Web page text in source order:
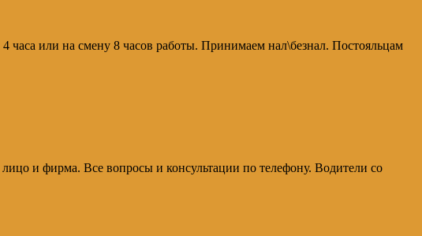
или на смену 8 часов работы. Принимаем нал\безнал. Постояльцам
и фирма. Все вопросы и консультации по телефону. Водители со